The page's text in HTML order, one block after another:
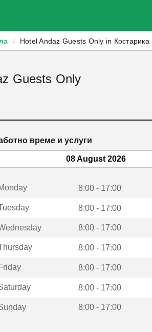
/ Hotel Andaz Guests Only in Костарика
Guests Only
време и услуги
08 August 2026
8:00 - 17:00
8:00 - 17:00
8:00 - 17:00
8:00 - 17:00
8:00 - 17:00
8:00 - 17:00
8:00 - 17:00